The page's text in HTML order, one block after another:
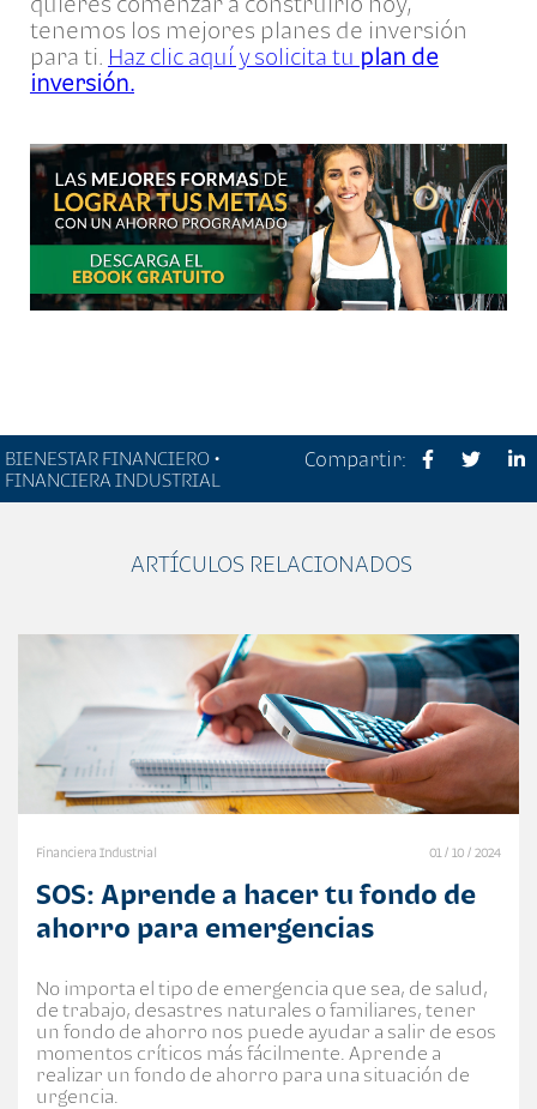
tenemos los mejores planes de inversión
para ti. Haz clic aquí y solicita tu plan de
inversión.
BIENESTAR FINANCIERO •
FINANCIERA INDUSTRIAL
Compartir:
ARTÍCULOS RELACIONADOS
Financiera Industrial 01 / 10 / 2024
SOS: Aprende a hacer tu fondo de
ahorro para emergencias
No importa el tipo de emergencia que sea, de salud,
de trabajo, desastres naturales o familiares, tener
un fondo de ahorro nos puede ayudar a salir de esos
momentos críticos más fácilmente. Aprende a
realizar un fondo de ahorro para una situación de
urgencia.